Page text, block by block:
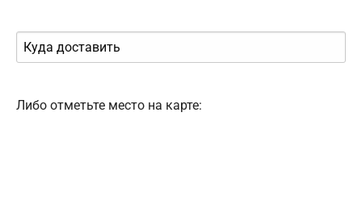
Либо отметьте место на карте: